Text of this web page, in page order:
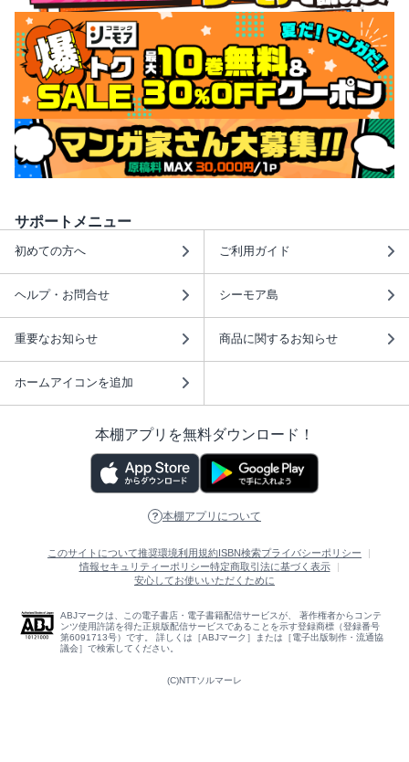
サポートメニュー
初めての方へ ご利用ガイド
ヘルプ・お問合せ シーモア島
重要なお知らせ 商品に関するお知らせ
ホームアイコンを追加
本棚アプリを無料ダウンロード！
本棚アプリについて
このサイトについて推奨環境利用規約 ISBN検索プライバシーポリシー
情報セキュリティーポリシー特定商取引法に基づく表示
安心してお使いいただくために
ABJマークは、この電子書店・電子書籍配信サービスが、 著作権者からコンテ
ンツ使用許諾を得た正規版配信サービスであることを示す登録商標（登録番号
第6091713号）です。 詳しくは［ABJマーク］または［電子出版制作・流通協
議会］で検索してください。
(C)NTTソルマーレ